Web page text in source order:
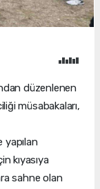
düzenlenen
müsabakaları,
yapılan
kıyasıya
sahne olan